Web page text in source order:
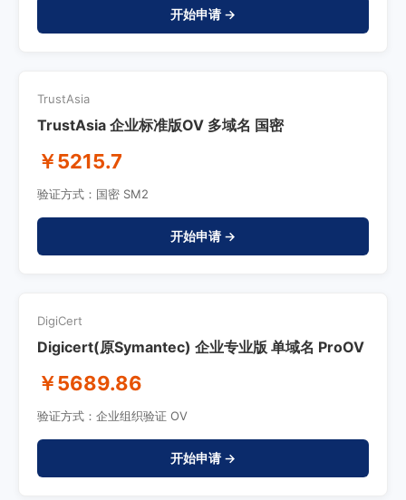
开始申请 →
TrustAsia
TrustAsia 企业标准版OV 多域名 国密
￥5215.7
验证方式：国密 SM2
开始申请 →
DigiCert
Digicert(原Symantec) 企业专业版 单域名 ProOV
￥5689.86
验证方式：企业组织验证 OV
开始申请 →